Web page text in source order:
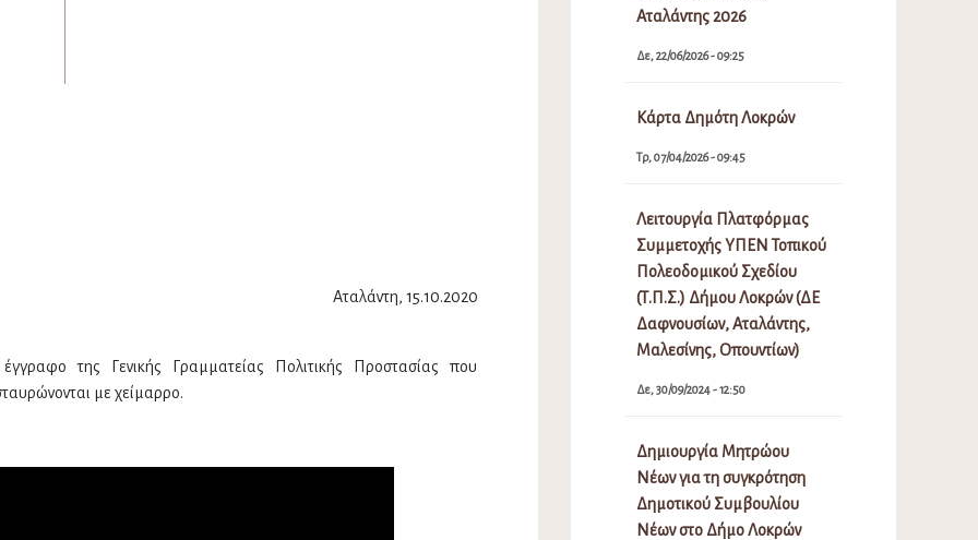
Αταλάντη, 15.10.2020
της Γενικής Γραμματείας Πολιτικής Προστασίας που
με χείμαρρο.
Αταλάντης 2026
Δε, 22/06/2026 - 09:25
Κάρτα Δημότη Λοκρών
Τρ, 07/04/2026 - 09:45
Λειτουργία Πλατφόρμας
Συμμετοχής ΥΠΕΝ Τοπικού
Πολεοδομικού Σχεδίου
(Τ.Π.Σ.) Δήμου Λοκρών (ΔΕ
Δαφνουσίων, Αταλάντης,
Μαλεσίνης, Οπουντίων)
Δε, 30/09/2024 - 12:50
Δημιουργία Μητρώου
Νέων για τη συγκρότηση
Δημοτικού Συμβουλίου
Νέων στο Δήμο Λοκρών